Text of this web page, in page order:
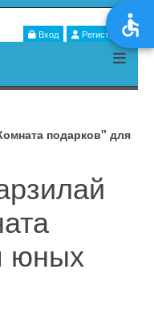
Вход Регистрация
подарков" для
юных